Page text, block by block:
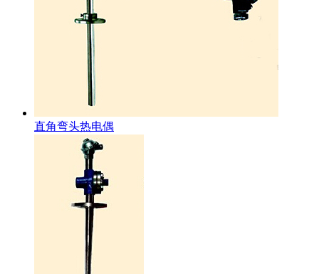
直角弯头热电偶